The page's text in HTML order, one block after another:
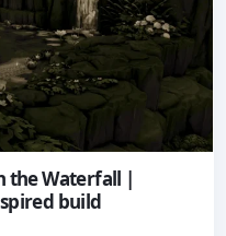
the Waterfall |
build